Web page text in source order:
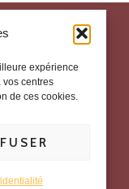
expérience
vos centres
de ces cookies.
Schaerbeek.
Uccle.